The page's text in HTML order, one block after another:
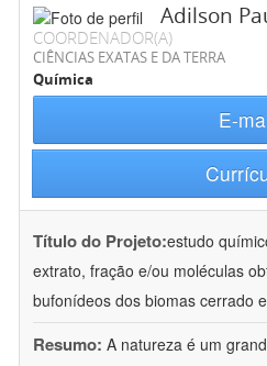
Adilson
COORDENADOR(A)
CIÊNCIAS EXATAS E DA TERRA
Química
E-
Título do Projeto:estudo
extrato, fração e/ou moléculas
bufonídeos dos biomas cerrado
Resumo: A natureza é um